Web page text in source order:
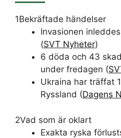
1Bekräftade händelser
Invasionen
(SVT Nyheter)
6 döda och 43
under fredagen (
Ukraina har träffat
Ryssland (Dagens
2Vad som är oklart
Exakta ryska